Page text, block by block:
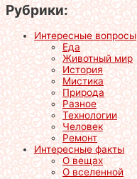
Рубрики:
Интересные вопросы
Еда
Животный мир
История
Мистика
Природа
Разное
Технологии
Человек
Ремонт
Интересные факты
О вещах
О вселенной